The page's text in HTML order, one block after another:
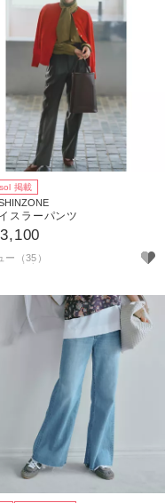
掲載
スラーパンツ
ー（35）